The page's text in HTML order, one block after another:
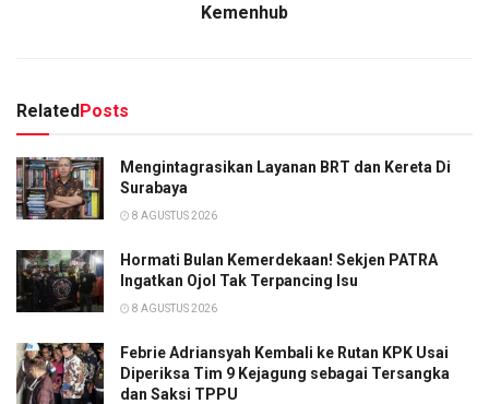
Kemenhub
RelatedPosts
Mengintagrasikan Layanan BRT dan Kereta Di
Surabaya
8 AGUSTUS 2026
Hormati Bulan Kemerdekaan! Sekjen PATRA
Ingatkan Ojol Tak Terpancing Isu
8 AGUSTUS 2026
Febrie Adriansyah Kembali ke Rutan KPK Usai
Diperiksa Tim 9 Kejagung sebagai Tersangka
dan Saksi TPPU